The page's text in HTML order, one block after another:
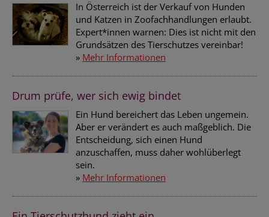
In Österreich ist der Verkauf von Hunden
und Katzen in Zoofachhandlungen erlaubt.
Expert*innen warnen: Dies ist nicht mit den
Grundsätzen des Tierschutzes vereinbar!
» Mehr Informationen
Drum prüfe, wer sich ewig bindet
Ein Hund bereichert das Leben ungemein.
Aber er verändert es auch maßgeblich. Die
Entscheidung, sich einen Hund
anzuschaffen, muss daher wohlüberlegt
sein.
» Mehr Informationen